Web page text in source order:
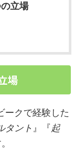
立場
場
ークで経験した
タント 』『起